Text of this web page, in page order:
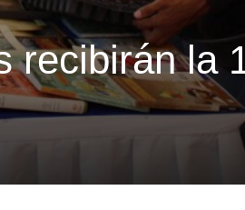
recibirán la